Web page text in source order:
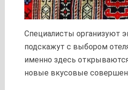
Специалисты организуют
подскажут с выбором
именно здесь
новые вкусовые